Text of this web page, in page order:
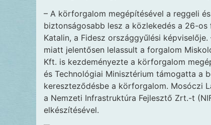
– A körforgalom megépítésével a reggeli
biztonságosabb lesz a közlekedés a 26-
Katalin, a Fidesz országgyűlési
miatt jelentősen lelassult a forgalom
Kft. is kezdeményezte a körforgalom
és Technológiai Minisztérium támogatta a
kereszteződésbe a körforgalom. Mosóczi
a Nemzeti Infrastruktúra Fejlesztő Zrt.-t
elkészítésével.